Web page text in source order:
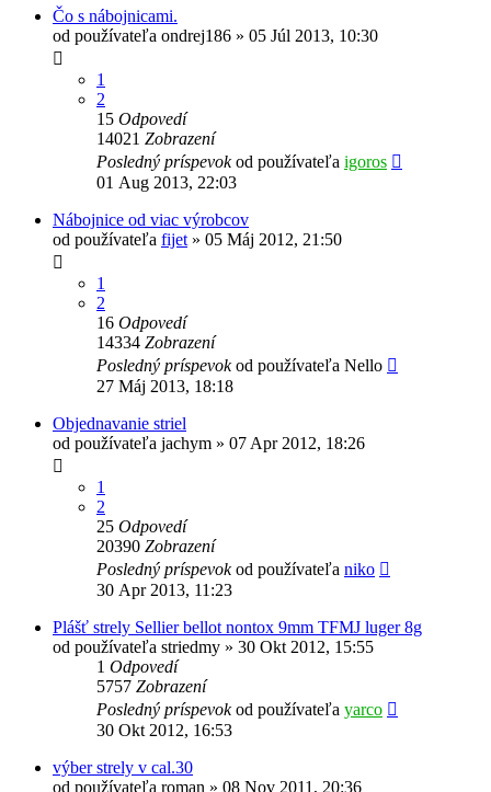
Čo s nábojnicami.
od používateľa ondrej186 » 05 Júl 2013, 10:30
1
2
15 Odpovedí
14021 Zobrazení
Posledný príspevokod používateľa igoros
01 Aug 2013, 22:03
Nábojnice od viac výrobcov
od používateľa fijet » 05 Máj 2012, 21:50
1
2
16 Odpovedí
14334 Zobrazení
Posledný príspevokod používateľa Nello
27 Máj 2013, 18:18
Objednavanie striel
od používateľa jachym » 07 Apr 2012, 18:26
1
2
25 Odpovedí
20390 Zobrazení
Posledný príspevokod používateľa niko
30 Apr 2013, 11:23
Plášť strely Sellier bellot nontox 9mm TFMJ luger 8g
od používateľa striedmy » 30 Okt 2012, 15:55
1 Odpovedí
5757 Zobrazení
Posledný príspevokod používateľa yarco
30 Okt 2012, 16:53
výber strely v cal.30
od používateľa roman » 08 Nov 2011, 20:36